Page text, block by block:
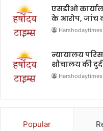
एसडीओ
के आरोप, जांच
Harshodaytimes
न्यायालय
शौचालय की
Harshodaytimes
Popular